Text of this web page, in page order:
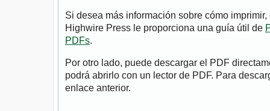
Si desea más información sobre cómo
Highwire Press le proporciona una guía útil de
PDFs.
Por otro lado, puede descargar el PDF
podrá abrirlo con un lector de PDF. Para
enlace anterior.